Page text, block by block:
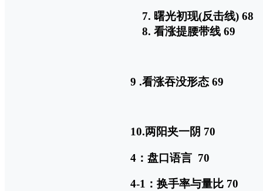
曙光初现(反击线) 68
看涨提腰带线 69
9 .看涨吞没形态 69
10.两阳夹一阴 70
4：盘口语言 70
4-1：换手率与量比 70